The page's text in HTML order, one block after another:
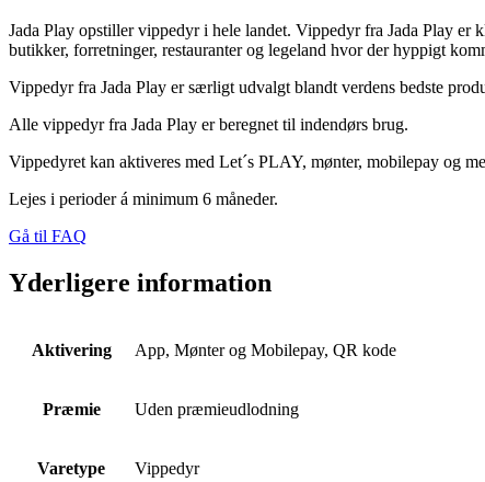
Jada Play opstiller vippedyr i hele landet. Vippedyr fra Jada Play
butikker, forretninger, restauranter og legeland hvor der hyppigt
Vippedyr fra Jada Play er særligt udvalgt blandt verdens bedste
Alle vippedyr fra Jada Play er beregnet til indendørs brug.
Vippedyret kan aktiveres med Let´s PLAY, mønter, mobilepay og
Lejes i perioder á minimum 6 måneder.
Gå til FAQ
Yderligere information
Aktivering App, Mønter og Mobilepay, QR kode
Præmie Uden præmieudlodning
Varetype Vippedyr